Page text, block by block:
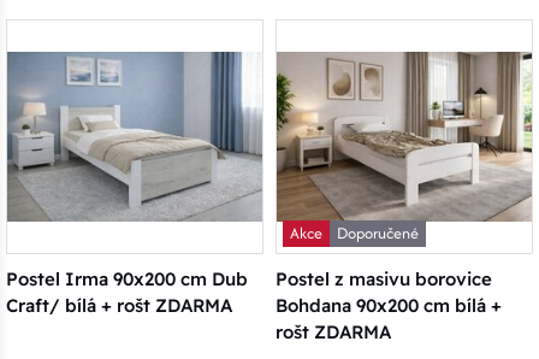
Postel Irma 90x200 cm Dub
Craft/ bílá + rošt ZDARMA
Akce
Doporučené
Postel z masivu borovice
Bohdana 90x200 cm bílá +
rošt ZDARMA